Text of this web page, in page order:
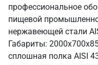
профессиональное
пищевой
нержавеющей стали
Габариты:
сплошная полка AISI